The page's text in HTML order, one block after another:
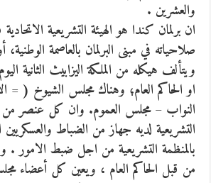
والعشرين .
ان برلمان كندا هو الهيئة التشريعية
صلاحياته في مبنى البرلمان بالعاصمة الوطنية،
ويتألف هيكله من الملكة اليزابيث الثانية
او الحاكم العام؛ وهناك مجلس الشيوخ ( =
النواب – مجلس العموم. وان كل عنصر من
التشريعية لديه جهاز من الضباط والعسكريين
بالمنظمة التشريعية من اجل ضبط الامور .
من قبل الحاكم العام ، ويعين كل أعضاء